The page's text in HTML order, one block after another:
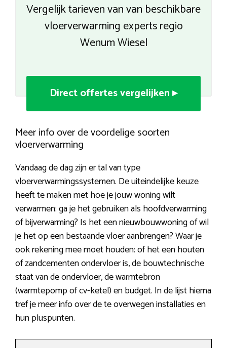
Vergelijk tarieven van van beschikbare
vloerverwarming experts regio
Wenum Wiesel
Direct offertes vergelijken ▸
Meer info over de voordelige soorten
vloerverwarming
Vandaag de dag zijn er tal van type
vloerverwarmingssystemen. De uiteindelijke keuze
heeft te maken met hoe je jouw woning wilt
verwarmen: ga je het gebruiken als hoofdverwarming
of bijverwarming? Is het een nieuwbouwwoning of wil
je het op een bestaande vloer aanbrengen? Waar je
ook rekening mee moet houden: of het een houten
of zandcementen ondervloer is, de bouwtechnische
staat van de ondervloer, de warmtebron
(warmtepomp of cv-ketel) en budget. In de lijst hierna
tref je meer info over de te overwegen installaties en
hun pluspunten.